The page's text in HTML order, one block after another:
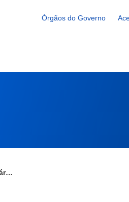
Órgãos do Governo
Serviço de Atendimento aos Usuários - SEUS